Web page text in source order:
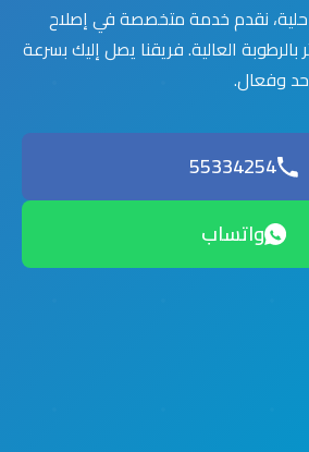
نقدم خدمة متخصصة في إصلاح
بالرطوبة العالية. فريقنا يصل إليك بسرعة
وفعال.
55334254
واتساب